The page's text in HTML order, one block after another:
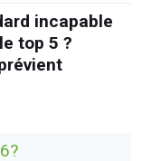
incapable
top 5 ?